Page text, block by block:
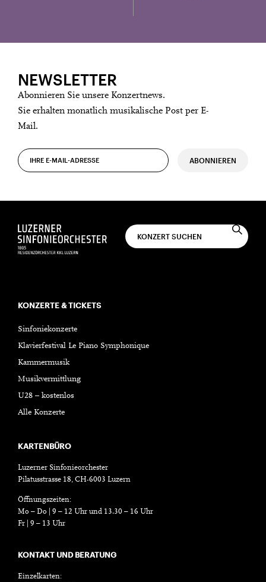
NEWSLETTER
Abonnieren Sie unsere Konzertnews.
Sie erhalten monatlich musikalische Post per E-
Mail.
ABONNIEREN
KONZERTE & TICKETS
Sinfoniekonzerte
Klavierfestival Le Piano Symphonique
Kammermusik
Musikvermittlung
U28 – kostenlos
Alle Konzerte
KARTENBÜRO
Luzerner Sinfonieorchester
Pilatusstrasse 18, CH-6003 Luzern
Öffnungszeiten:
Mo – Do | 9 – 12 Uhr und 13.30 – 16 Uhr
Fr | 9 – 13 Uhr
KONTAKT UND BERATUNG
Einzelkarten: